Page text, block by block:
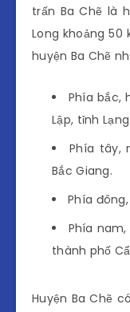
trấn Ba Chẽ là
Long khoảng
huyện Ba Chẽ
Phía bắc,
Lập, tỉnh
Phía tây,
Bắc Giang.
Phía
Phía
thành phố
Huyện Ba Chẽ